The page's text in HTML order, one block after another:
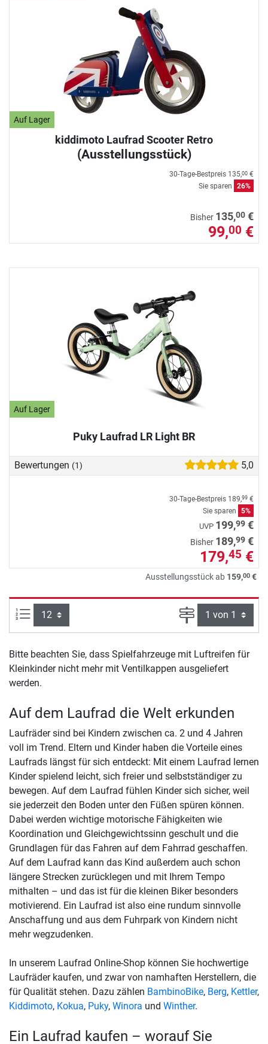
Auf Lager
kiddimoto Laufrad Scooter Retro
(Ausstellungsstück)
30-Tage-Bestpreis 135,00 €
Sie sparen
26%
Bisher 135,00 €
99,00 €
Auf Lager
Puky Laufrad LR Light BR
Bewertungen (1) 5,0
30-Tage-Bestpreis 189,99 €
Sie sparen
5%
UVP 199,99 €
Bisher 189,99 €
179,45 €
Ausstellungsstück ab 159,00 €
Artikel pro Seite: Seite
Bitte beachten Sie, dass Spielfahrzeuge mit Luftreifen für
Kleinkinder nicht mehr mit Ventilkappen ausgeliefert
werden.
Auf dem Laufrad die Welt erkunden
Laufräder sind bei Kindern zwischen ca. 2 und 4 Jahren
voll im Trend. Eltern und Kinder haben die Vorteile eines
Laufrads längst für sich entdeckt: Mit einem Laufrad lernen
Kinder spielend leicht, sich freier und selbstständiger zu
bewegen. Auf dem Laufrad fühlen Kinder sich sicher, weil
sie jederzeit den Boden unter den Füßen spüren können.
Dabei werden wichtige motorische Fähigkeiten wie
Koordination und Gleichgewichtssinn geschult und die
Grundlagen für das Fahren auf dem Fahrrad geschaffen.
Auf dem Laufrad kann das Kind außerdem auch schon
längere Strecken zurücklegen und mit Ihrem Tempo
mithalten – und das ist für die kleinen Biker besonders
motivierend. Ein Laufrad ist also eine rundum sinnvolle
Anschaffung und aus dem Fuhrpark von Kindern nicht
mehr wegzudenken.
In unserem Laufrad Online-Shop können Sie hochwertige
Laufräder kaufen, und zwar von namhaften Herstellern, die
für Qualität stehen. Dazu zählen BambinoBike, Berg, Kettler,
Kiddimoto, Kokua, Puky, Winora und Winther.
Ein Laufrad kaufen – worauf Sie